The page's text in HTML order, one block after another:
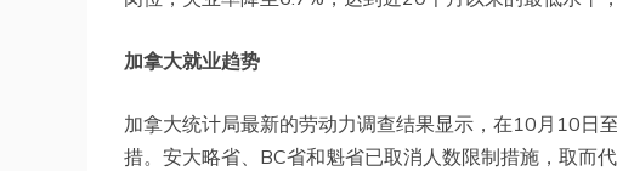
加拿大就业趋势
加拿大统计局最新的劳动力调查结果显示，在10月10日
措。安大略省、BC省和魁省已取消人数限制措施，取而